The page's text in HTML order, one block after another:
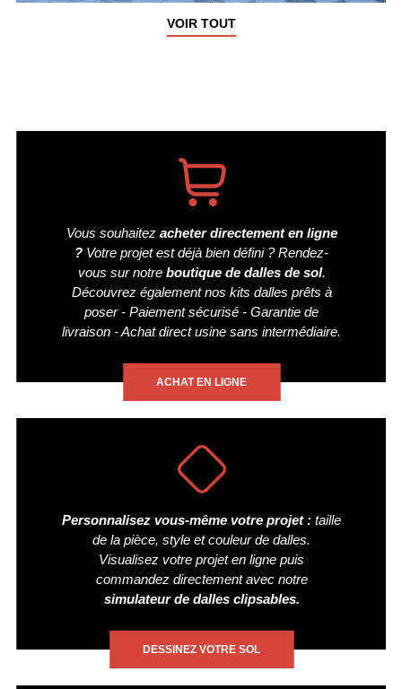
VOIR TOUT
Vous souhaitez acheter directement en ligne
? Votre projet est déjà bien défini ? Rendez-
vous sur notre boutique de dalles de sol.
Découvrez également nos kits dalles prêts à
poser - Paiement sécurisé - Garantie de
livraison - Achat direct usine sans intermédiaire.
ACHAT EN LIGNE
Personnalisez vous-même votre projet : taille
de la pièce, style et couleur de dalles.
Visualisez votre projet en ligne puis
commandez directement avec notre
simulateur de dalles clipsables.
DESSINEZ VOTRE SOL